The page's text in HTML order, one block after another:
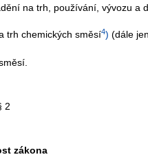
na trh, používání, vývozu a
trh chemických směsí4) (dále
2
zákona